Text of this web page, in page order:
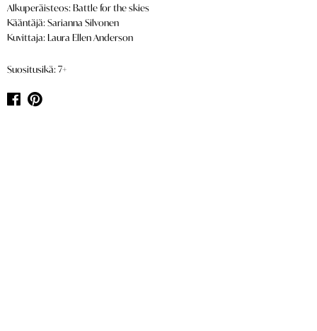
Alkuperäisteos: Battle for the skies
Kääntäjä: Sarianna Silvonen
Kuvittaja: Laura Ellen Anderson
Suositusikä: 7+